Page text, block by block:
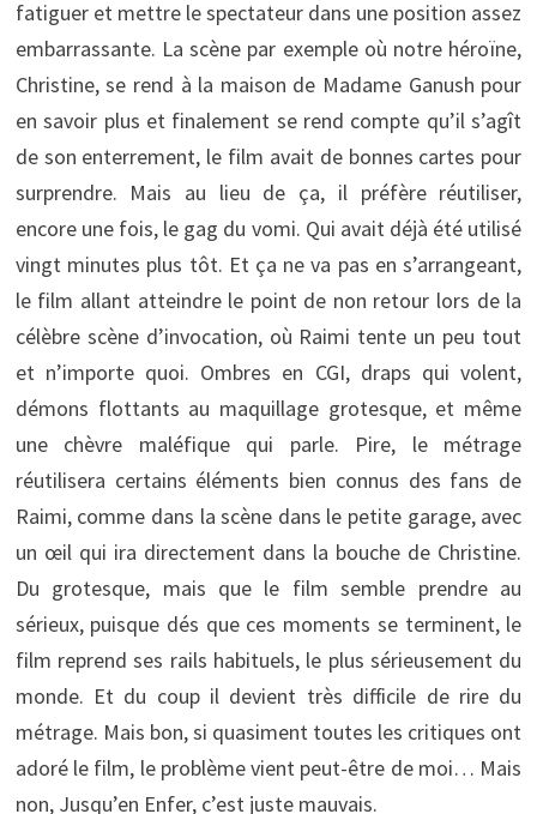
fatiguer et mettre le spectateur dans une position assez
embarrassante. La scène par exemple où notre héroïne,
Christine, se rend à la maison de Madame Ganush pour
en savoir plus et finalement se rend compte qu’il s’agît
de son enterrement, le film avait de bonnes cartes pour
surprendre. Mais au lieu de ça, il préfère réutiliser,
encore une fois, le gag du vomi. Qui avait déjà été utilisé
vingt minutes plus tôt. Et ça ne va pas en s’arrangeant,
le film allant atteindre le point de non retour lors de la
célèbre scène d’invocation, où Raimi tente un peu tout
et n’importe quoi. Ombres en CGI, draps qui volent,
démons flottants au maquillage grotesque, et même
une chèvre maléfique qui parle. Pire, le métrage
réutilisera certains éléments bien connus des fans de
Raimi, comme dans la scène dans le petite garage, avec
un œil qui ira directement dans la bouche de Christine.
Du grotesque, mais que le film semble prendre au
sérieux, puisque dés que ces moments se terminent, le
film reprend ses rails habituels, le plus sérieusement du
monde. Et du coup il devient très difficile de rire du
métrage. Mais bon, si quasiment toutes les critiques ont
adoré le film, le problème vient peut-être de moi… Mais
non, Jusqu’en Enfer, c’est juste mauvais.